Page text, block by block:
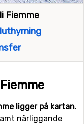
Fiemme
ligger på kartan.
närliggande